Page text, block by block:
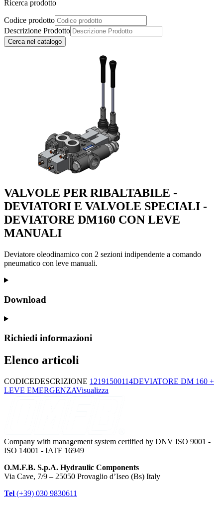
Ricerca prodotto
Codice prodotto
Descrizione Prodotto
Cerca nel catalogo
VALVOLE PER RIBALTABILE -
DEVIATORI E VALVOLE SPECIALI -
DEVIATORE DM160 CON LEVE
MANUALI
Deviatore oleodinamico con 2 sezioni indipendente a comando
pneumatico con leve manuali.
Download
Richiedi informazioni
Elenco articoli
CODICEDESCRIZIONE 12191500114DEVIATORE DM 160 +
LEVE EMERGENZAVisualizza
Company with management system certified by DNV ISO 9001 -
ISO 14001 - IATF 16949
O.M.F.B. S.p.A. Hydraulic Components
Via Cave, 7/9 – 25050 Provaglio d’Iseo (Bs) Italy
Tel (+39) 030 9830611